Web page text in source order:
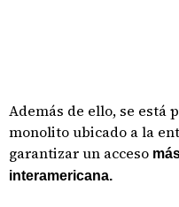
Además de ello, se está
monolito ubicado a la
garantizar un acceso
interamericana.